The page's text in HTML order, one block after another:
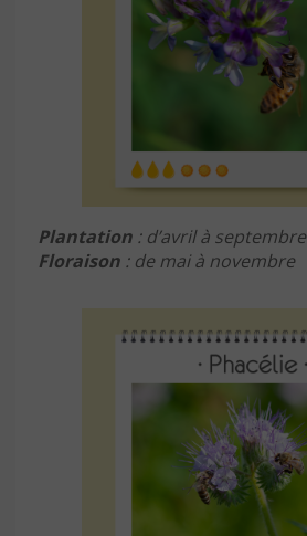
Plantation : d’avril à septembre
Floraison : de mai à novembre